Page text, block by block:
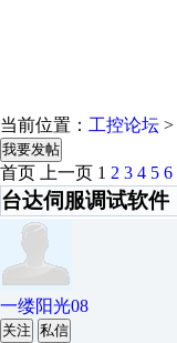
当前位置： 工控论坛 >
我要发帖
首页 上一页 1 2 3 4 5 6
台达伺服调试软件
一缕阳光08
关注 私信